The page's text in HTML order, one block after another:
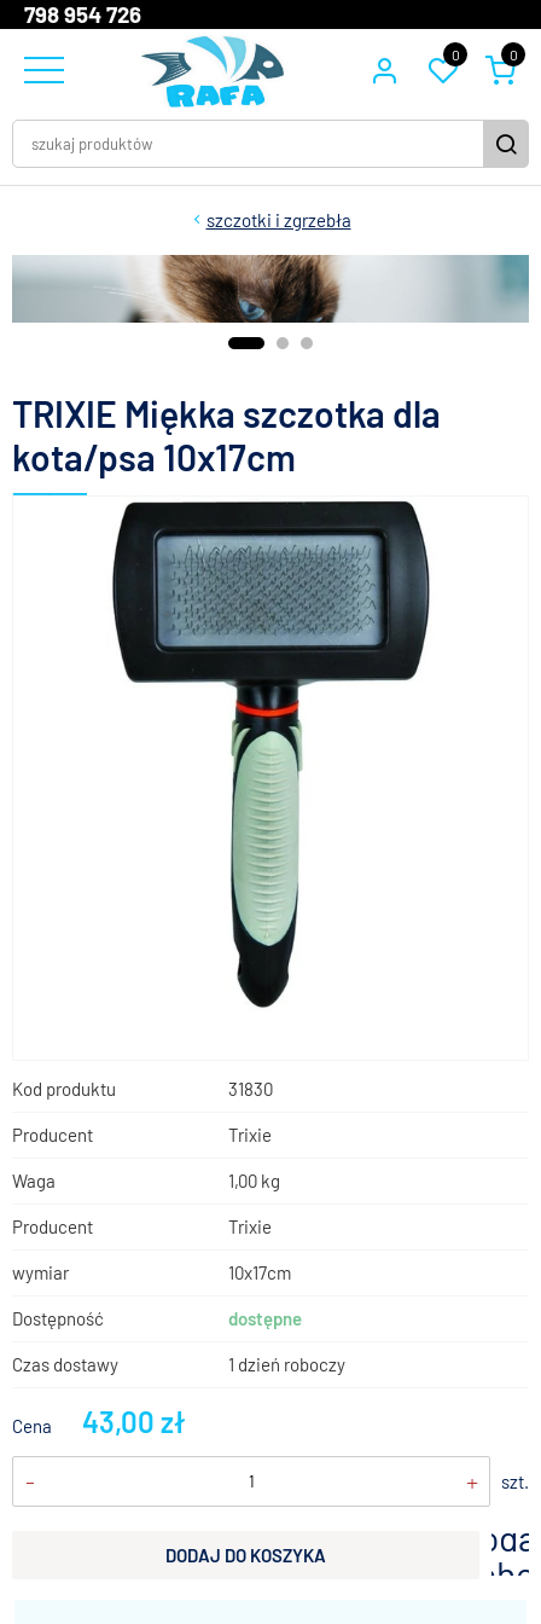
798 954 726
0 0
szczotki i zgrzebła
TRIXIE Miękka szczotka dla
kota/psa 10x17cm
Kod produktu 31830
Producent Trixie
Waga 1,00 kg
Producent Trixie
wymiar 10x17cm
Dostępność dostępne
Czas dostawy 1 dzień roboczy
Cena 43,00 zł
- + szt.
DODAJ DO KOSZYKA